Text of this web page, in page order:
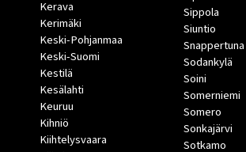
Kerava
Kerimäki
Keski-Pohjanmaa
Keski-Suomi
Kestilä
Kesälahti
Keuruu
Kihniö
Kiihtelysvaara
Sippola
Siuntio
Snappertuna
Sodankylä
Soini
Somerniemi
Somero
Sonkajärvi
Sotkamo